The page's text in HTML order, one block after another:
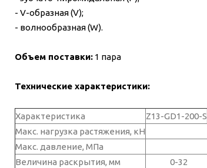
- V-образная (V);
- волнообразная (W).
Объем поставки: 1 пара
Технические характеристики:
Характеристика Z13-GD1-200-S
Макс. нагрузка растяжения, кН
Макс. давление, МПа
Величина раскрытия, мм
0-32